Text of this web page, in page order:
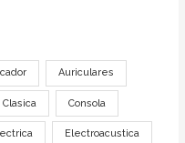
Auriculares
Clasica Consola
Electroacustica